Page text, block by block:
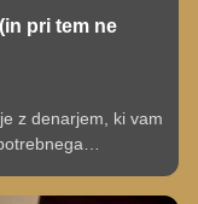
pri tem ne
z denarjem, ki vam